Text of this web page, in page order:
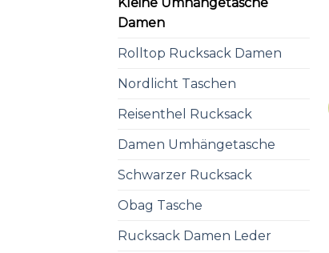
Kleine Umhängetasche
Damen
Rolltop Rucksack Damen
Nordlicht Taschen
Reisenthel Rucksack
Damen Umhängetasche
Schwarzer Rucksack
Obag Tasche
Rucksack Damen Leder